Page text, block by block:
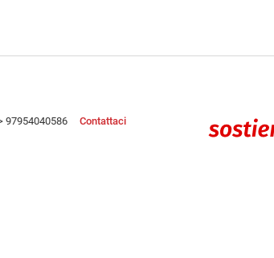
97954040586 Contattaci